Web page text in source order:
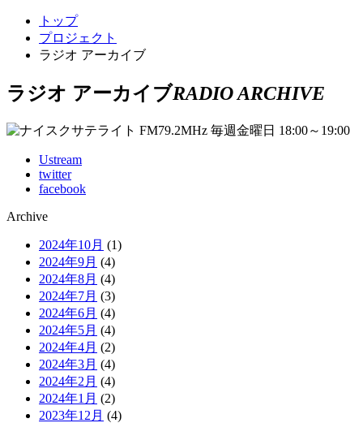
トップ
プロジェクト
ラジオ アーカイブ
ラジオ アーカイブRADIO ARCHIVE
Ustream
twitter
facebook
Archive
2024年10月 (1)
2024年9月 (4)
2024年8月 (4)
2024年7月 (3)
2024年6月 (4)
2024年5月 (4)
2024年4月 (2)
2024年3月 (4)
2024年2月 (4)
2024年1月 (2)
2023年12月 (4)